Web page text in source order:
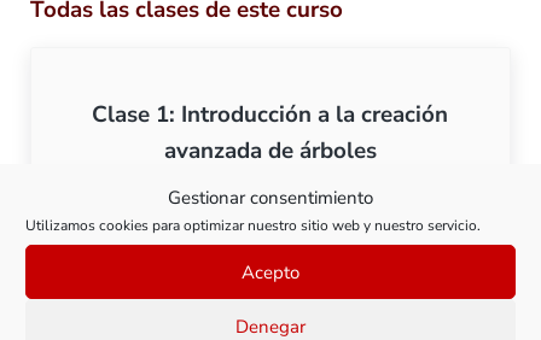
Gestionar consentimiento
Utilizamos cookies para optimizar nuestro sitio web y nuestro servicio.
Acepto
Denegar
Todas las clases de este curso
Clase 1: Introducción a la creación
avanzada de árboles
Ver claseClase 1: Introducción a la